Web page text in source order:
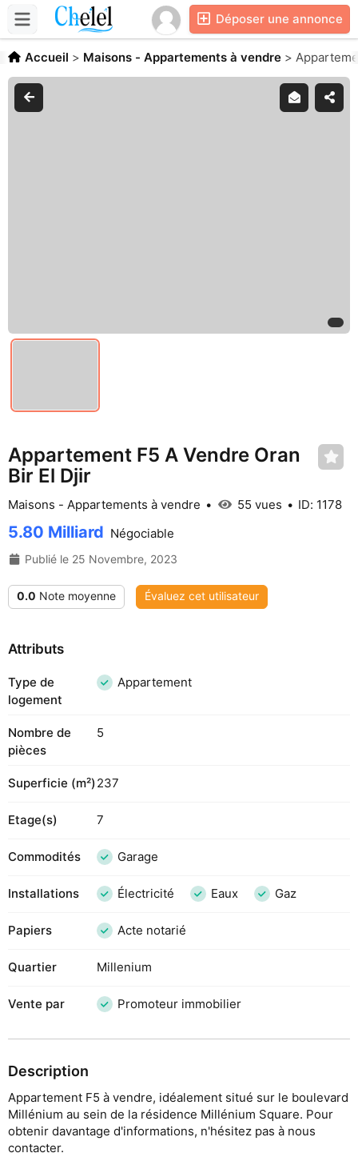
Déposer une annonce
Accueil > Maisons - Appartements à vendre >
Appartement F5 A Vendre Oran
Bir El Djir
Maisons - Appartements à vendre 55 vues ID: 1178
5.80 Milliard Négociable
Publié le 25 Novembre, 2023
0.0 Note moyenne Évaluez cet utilisateur
Attributs
Type de
logement
Appartement
Nombre de
pièces
5
Superficie (m²)237
Etage(s) 7
Commodités Garage
Installations Électricité Eaux Gaz
Papiers Acte notarié
Quartier Millenium
Vente par Promoteur immobilier
Description
Appartement F5 à vendre, idéalement situé sur le boulevard
Millénium au sein de la résidence Millénium Square. Pour
obtenir davantage d'informations, n'hésitez pas à nous
contacter.